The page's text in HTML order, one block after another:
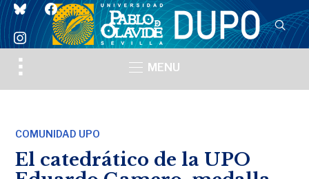
blueskyfacebook
instagram
Toggle
sidebar
MENU
COMUNIDAD UPO
El catedrático de la UPO